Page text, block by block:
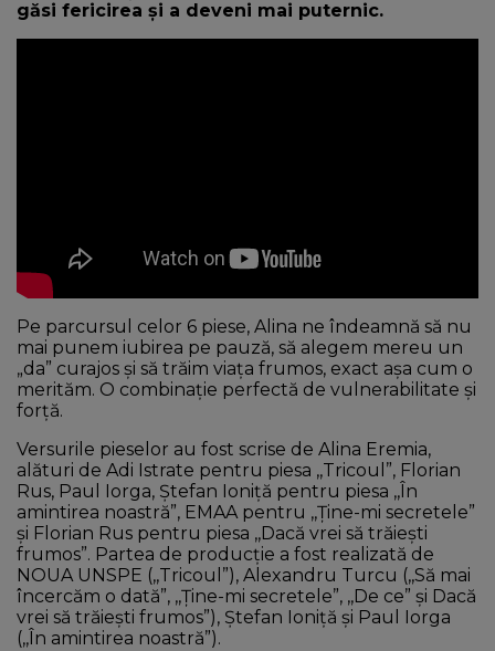
găsi fericirea și a deveni mai puternic.
Pe parcursul celor 6 piese, Alina ne îndeamnă să nu
mai punem iubirea pe pauză, să alegem mereu un
„da” curajos și să trăim viața frumos, exact așa cum o
merităm. O combinație perfectă de vulnerabilitate și
forță.
Versurile pieselor au fost scrise de Alina Eremia,
alături de Adi Istrate pentru piesa ,,Tricoul”, Florian
Rus, Paul Iorga, Ștefan Ioniță pentru piesa ,,În
amintirea noastră”, EMAA pentru ,,Ține-mi secretele”
și Florian Rus pentru piesa ,,Dacă vrei să trăiești
frumos”. Partea de producție a fost realizată de
NOUA UNSPE (,,Tricoul”), Alexandru Turcu (,,Să mai
încercăm o dată”, ,,Ține-mi secretele”, ,,De ce” și Dacă
vrei să trăiești frumos”), Ștefan Ioniță și Paul Iorga
(,,În amintirea noastră”).